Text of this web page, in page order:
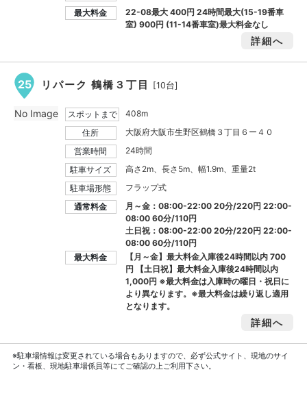
最大料金
22-08最大400円24時間最大(15-19番車
室)900円 (11-14番車室)最大料金なし
詳細へ
25 リパーク 鶴橋３丁目 [10台]
スポットまで
408m
住所
大阪府大阪市生野区鶴橋３丁目６ー４０
営業時間
24時間
駐車サイズ
高さ2m、長さ5m、幅1.9m、重量2t
駐車場形態
フラップ式
通常料金
月～金：08:00-22:00 20分/220円 22:00-
08:00 60分/110円
土日祝：08:00-22:00 20分/220円 22:00-
08:00 60分/110円
最大料金
【月～金】最大料金入庫後24時間以内700
円
【土日祝】最大料金入庫後24時間以内
1,000円 ※最大料金は入庫時の曜日・祝日に
より異なります。※最大料金は繰り返し適用
となります。
詳細へ
No Image
※駐車場情報は変更されている場合もありますので、必ず公式サイト、現地のサイ
ン・看板、現地駐車場係員等にてご確認の上ご利用下さい。